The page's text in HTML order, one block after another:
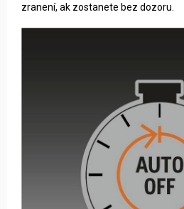
zranení, ak zostanete bez dozoru.